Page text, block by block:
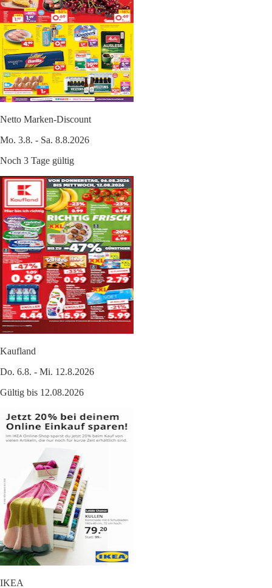
Netto Marken-Discount
Mo. 3.8. - Sa. 8.8.2026
Noch 3 Tage gültig
Kaufland
Do. 6.8. - Mi. 12.8.2026
Gültig bis 12.08.2026
IKEA